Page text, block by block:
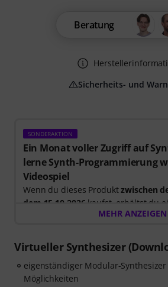
SONDERAKTION
Ein Monat voller Zugriff auf
lerne Synth-Programmierung
Videospiel
Wenn du dieses Produktzwischen
dem 15.10.2026 kaufst, erhältst du
30-tägigen Testzugang für die
Synth-Programmierung.
Anstatt nur Videos anzuschauen,
Bässe, Pads und mehr selbst nach.
Feedback, während du lernst, wie
MEHR ANZEIGEN
Virtueller Synthesizer
eigenständiger Modular-
Möglichkeiten
Beratung
Sicherheits- und